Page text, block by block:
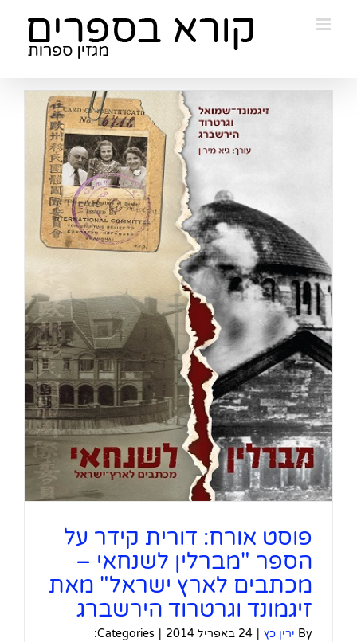
פוסט אורח: דורית קידר על
הספר "מברלין לשנחאי –
מכתבים לארץ ישראל" מאת
זיגמונד וגרטרוד הירשברג
By ירין כץ | 24 באפריל 2014 |
Categories: